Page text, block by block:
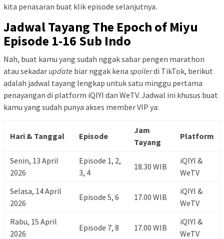
kita penasaran buat klik episode selanjutnya.
Jadwal Tayang The Epoch of Miyu
Episode 1-16 Sub Indo
Nah, buat kamu yang sudah nggak sabar pengen marathon
atau sekadar update biar nggak kena spoilerdi TikTok, berikut
adalah jadwal tayang lengkap untuk satu minggu pertama
penayangan di platform iQIYI dan WeTV. Jadwal ini khusus buat
kamu yang sudah punya akses member VIP ya:
Hari & Tanggal Episode
Jam
Tayang
Platform
Senin, 13 April
2026
Episode 1, 2,
3, 4
18.30 WIB
iQIYI &
WeTV
Selasa, 14 April
2026
Episode 5, 6 17.00 WIB
iQIYI &
WeTV
Rabu, 15 April
2026
Episode 7, 8 17.00 WIB
iQIYI &
WeTV